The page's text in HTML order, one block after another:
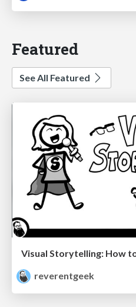
Featured
See All Featured
reverentgeek